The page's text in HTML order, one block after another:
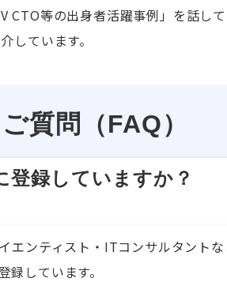
CTO等の出身者活躍事例」を話し
しています。
質問（FAQ）
登録していますか？
エンティスト・ITコンサルタント
しています。